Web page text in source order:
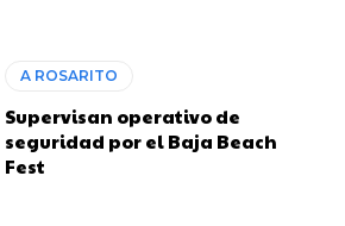
A ROSARITO
Supervisan operativo de
seguridad por el Baja Beach
Fest